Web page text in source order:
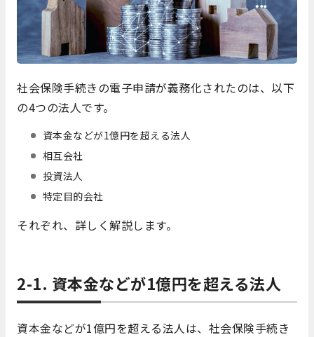
社会保険手続きの電子申請が義務化されたのは、以下
の4つの法人です。
資本金などが1億円を超える法人
相互会社
投資法人
特定目的会社
それぞれ、詳しく解説します。
2-1. 資本金などが1億円を超える法人
資本金などが1億円を超える法人は、社会保険手続き